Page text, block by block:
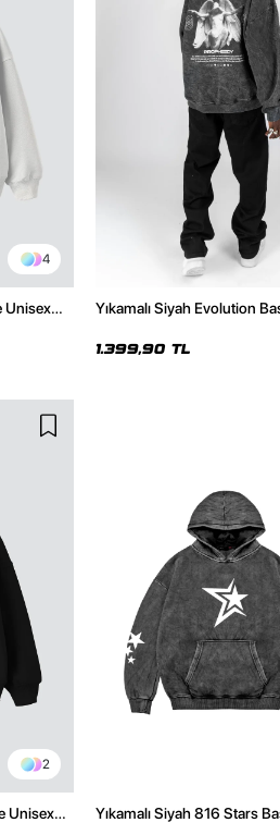
4
Unisex
Yıkamalı Siyah Evolution
1.399,90 TL
2
Unisex
Yıkamalı Siyah 816 Stars